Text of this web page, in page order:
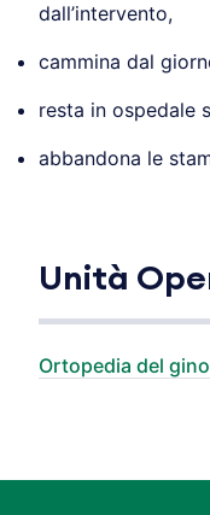
dall’intervento,
cammina dal
resta in ospedale
abbandona le
Unità
Ortopedia del